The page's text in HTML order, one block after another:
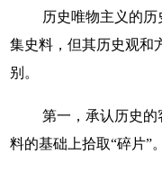
历史唯物主义的
集史料，但其历史观和
别。
第一，承认历史
料的基础上拾取“碎片”。